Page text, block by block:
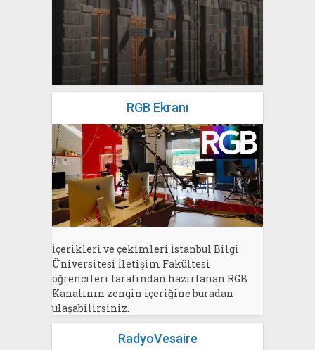
yazan
Bahri Ak
RGB Ekranı
İçerikleri ve çekimleri İstanbul Bilgi
Üniversitesi İletişim Fakültesi
öğrencileri tarafından hazırlanan RGB
Kanalının zengin içeriğine buradan
ulaşabilirsiniz.
RadyoVesaire